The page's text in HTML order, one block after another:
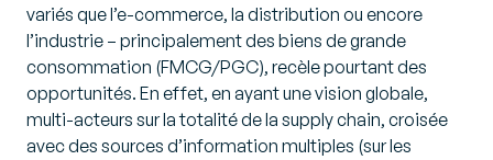
variés que l’e-commerce, la distribution ou encore
l’industrie – principalement des biens de grande
consommation (FMCG/PGC), recèle pourtant des
opportunités. En effet, en ayant une vision globale,
multi-acteurs sur la totalité de la supply chain, croisée
avec des sources d’information multiples (sur les